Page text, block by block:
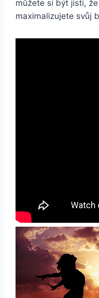
můžete si být jisti,
maximalizujete svůj